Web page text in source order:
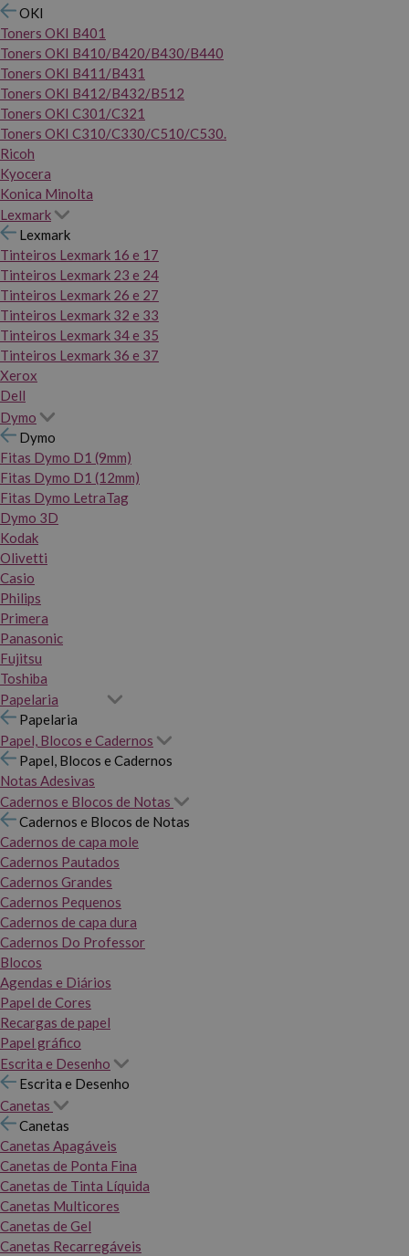
OKI
Toners OKI B401
Toners OKI B410/B420/B430/B440
Toners OKI B411/B431
Toners OKI B412/B432/B512
Toners OKI C301/C321
Toners OKI C310/C330/C510/C530.
Ricoh
Kyocera
Konica Minolta
Lexmark
Lexmark
Tinteiros Lexmark 16 e 17
Tinteiros Lexmark 23 e 24
Tinteiros Lexmark 26 e 27
Tinteiros Lexmark 32 e 33
Tinteiros Lexmark 34 e 35
Tinteiros Lexmark 36 e 37
Xerox
Dell
Dymo
Dymo
Fitas Dymo D1 (9mm)
Fitas Dymo D1 (12mm)
Fitas Dymo LetraTag
Dymo 3D
Kodak
Olivetti
Casio
Philips
Primera
Panasonic
Fujitsu
Toshiba
Papelaria
Papelaria
Papel, Blocos e Cadernos
Papel, Blocos e Cadernos
Notas Adesivas
Cadernos e Blocos de Notas
Cadernos e Blocos de Notas
Cadernos de capa mole
Cadernos Pautados
Cadernos Grandes
Cadernos Pequenos
Cadernos de capa dura
Cadernos Do Professor
Blocos
Agendas e Diários
Papel de Cores
Recargas de papel
Papel gráfico
Escrita e Desenho
Escrita e Desenho
Canetas
Canetas
Canetas Apagáveis
Canetas de Ponta Fina
Canetas de Tinta Líquida
Canetas Multicores
Canetas de Gel
Canetas Recarregáveis